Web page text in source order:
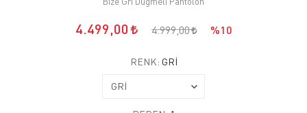
4.499,00 4.999,00 %10
RENK: GRİ